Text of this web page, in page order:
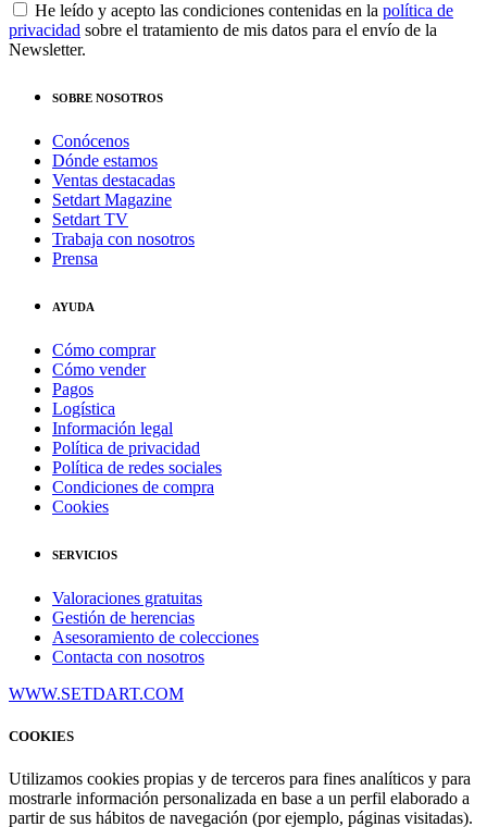
He leído y acepto las condiciones contenidas en la política de
privacidad sobre el tratamiento de mis datos para el envío de la
Newsletter.
SOBRE NOSOTROS
Conócenos
Dónde estamos
Ventas destacadas
Setdart Magazine
Setdart TV
Trabaja con nosotros
Prensa
AYUDA
Cómo comprar
Cómo vender
Pagos
Logística
Información legal
Política de privacidad
Política de redes sociales
Condiciones de compra
Cookies
SERVICIOS
Valoraciones gratuitas
Gestión de herencias
Asesoramiento de colecciones
Contacta con nosotros
WWW.SETDART.COM
COOKIES
Utilizamos cookies propias y de terceros para fines analíticos y para
mostrarle información personalizada en base a un perfil elaborado a
partir de sus hábitos de navegación (por ejemplo, páginas visitadas).